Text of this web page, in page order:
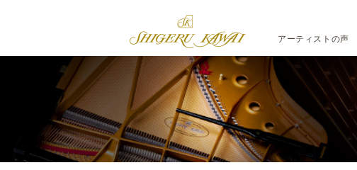
アーティストの声